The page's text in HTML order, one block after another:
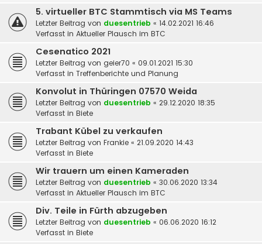
5. virtueller BTC Stammtisch via MS Teams
Letzter Beitrag von duesentrieb « 14.02.2021 16:46
Verfasst in Aktueller Plausch im BTC
Cesenatico 2021
Letzter Beitrag von geier70 « 09.01.2021 15:30
Verfasst in Treffenberichte und Planung
Konvolut in Thüringen 07570 Weida
Letzter Beitrag von duesentrieb « 29.12.2020 18:35
Verfasst in Biete
Trabant Kübel zu verkaufen
Letzter Beitrag von Frankie « 21.09.2020 14:43
Verfasst in Biete
Wir trauern um einen Kameraden
Letzter Beitrag von duesentrieb « 30.06.2020 13:34
Verfasst in Aktueller Plausch im BTC
Div. Teile in Fürth abzugeben
Letzter Beitrag von duesentrieb « 06.06.2020 16:12
Verfasst in Biete